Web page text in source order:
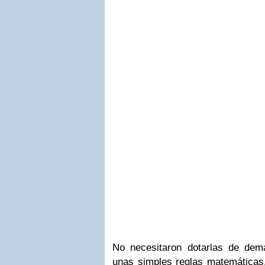
No necesitaron dotarlas de
unas simples reglas